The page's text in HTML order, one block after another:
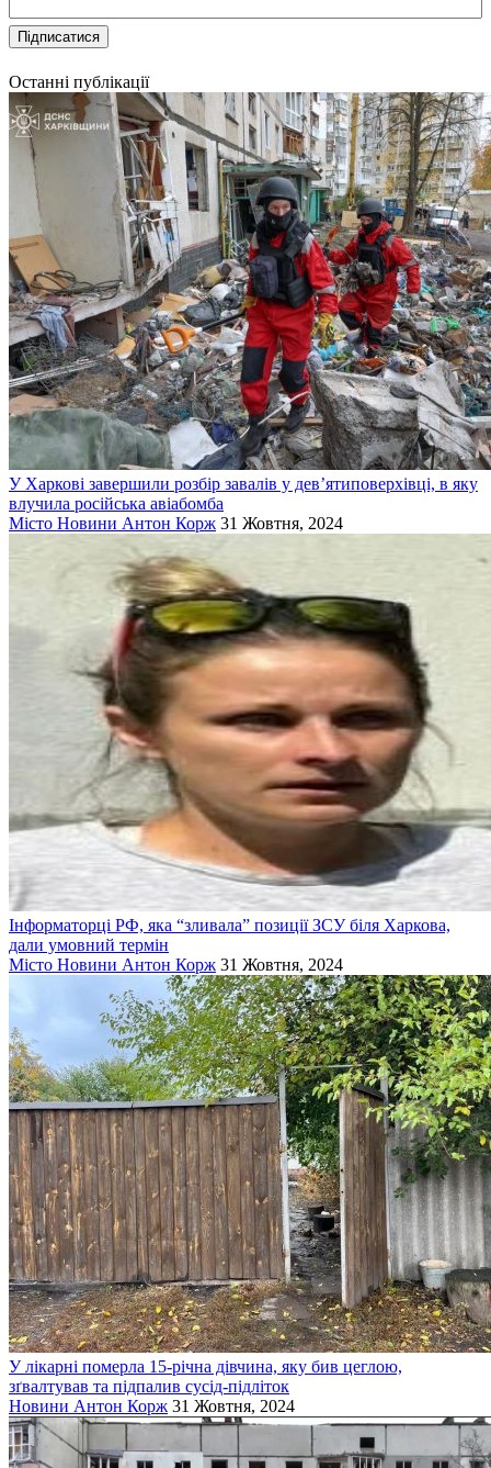
Останні публікації
У Харкові завершили розбір завалів у дев’ятиповерхівці, в яку
влучила російська авіабомба
Місто Новини Антон Корж 31 Жовтня, 2024
Інформаторці РФ, яка “зливала” позиції ЗСУ біля Харкова,
дали умовний термін
Місто Новини Антон Корж 31 Жовтня, 2024
У лікарні померла 15-річна дівчина, яку бив цеглою,
зґвалтував та підпалив сусід-підліток
Новини Антон Корж 31 Жовтня, 2024